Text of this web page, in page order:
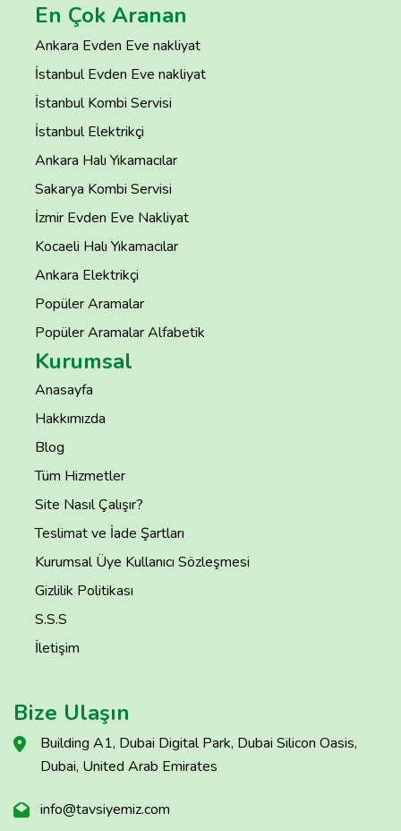
En Çok Aranan
Ankara Evden Eve nakliyat
İstanbul Evden Eve nakliyat
İstanbul Kombi Servisi
İstanbul Elektrikçi
Ankara Halı Yıkamacılar
Sakarya Kombi Servisi
İzmir Evden Eve Nakliyat
Kocaeli Halı Yıkamacılar
Ankara Elektrikçi
Popüler Aramalar
Popüler Aramalar Alfabetik
Kurumsal
Anasayfa
Hakkımızda
Blog
Tüm Hizmetler
Site Nasıl Çalışır?
Teslimat ve İade Şartları
Kurumsal Üye Kullanıcı Sözleşmesi
Gizlilik Politikası
S.S.S
İletişim
Bize Ulaşın
Building A1, Dubai Digital Park, Dubai Silicon Oasis,
Dubai, United Arab Emirates
info@tavsiyemiz.com